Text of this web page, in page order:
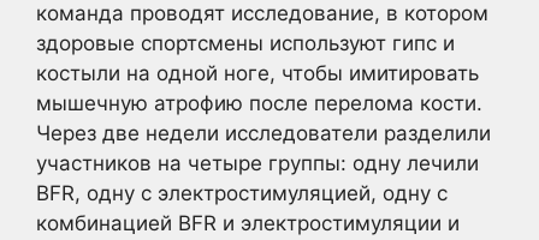
команда проводят исследование, в котором
здоровые спортсмены используют гипс и
костыли на одной ноге, чтобы имитировать
мышечную атрофию после перелома кости.
Через две недели исследователи разделили
участников на четыре группы: одну лечили
BFR, одну с электростимуляцией, одну с
комбинацией BFR и электростимуляции и